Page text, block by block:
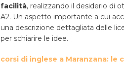
facilità, realizzando il desiderio di
A2. Un aspetto importante a cui
una descrizione dettagliata delle
per schiarire le idee.
corsi di inglese a Maranzana: le